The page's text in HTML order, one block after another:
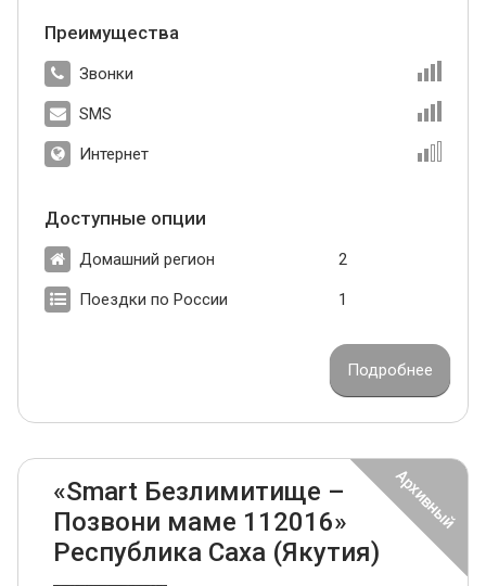
Преимущества
Звонки
SMS
Интернет
Доступные опции
Домашний регион 2
Поездки по России 1
Подробнее
«Smart Безлимитище –
Позвони маме 112016»
Республика Саха (Якутия)